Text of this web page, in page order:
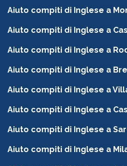
Aiuto compiti di Inglese a
Aiuto compiti di Inglese a
Aiuto compiti di Inglese a
Aiuto compiti di Inglese a
Aiuto compiti di Inglese a
Aiuto compiti di Inglese a
Aiuto compiti di Inglese a
Aiuto compiti di Inglese a